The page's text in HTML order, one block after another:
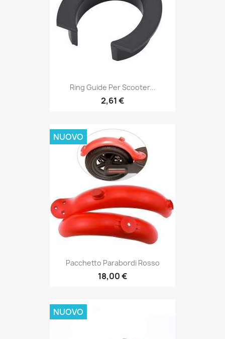
Ring Guide Per Scooter...
2,61 €
Pacchetto Parabordi Rosso
18,00 €
NUOVO
NUOVO